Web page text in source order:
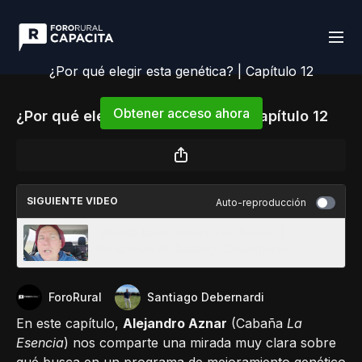
¿Por qué elegir esta genética? | Capítulo 12
Obtener acceso ahora
iniciar sesiónpara continuar
¿Por qué elegir esta genética? | Capítulo 12
SIGUIENTE VIDEO Auto-reproducción
ForoRural Santiago Debernardi
En este capítulo, Alejandro Aznar (Cabaña La
Esencia) nos comparte una mirada muy clara sobre